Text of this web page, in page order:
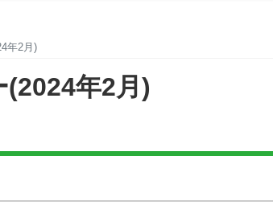
年2月)
(2024年2月)